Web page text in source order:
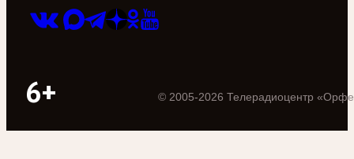
6+ © 2005-2026 Телерадиоцентр